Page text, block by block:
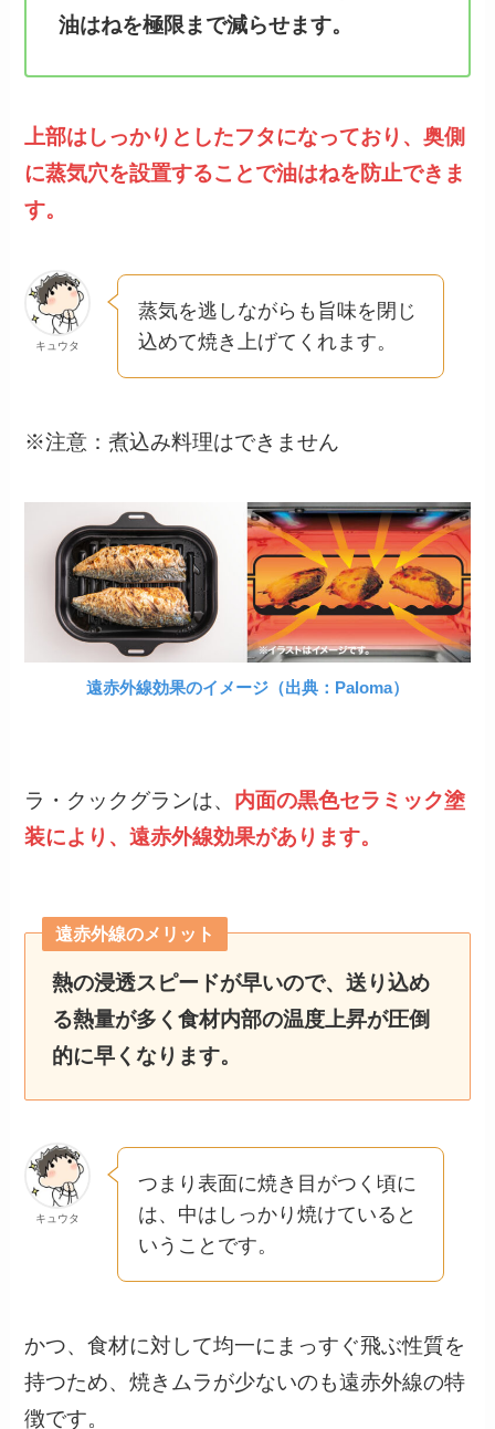
油はねを極限まで減らせます。
上部はしっかりとしたフタになっており、奥側
に蒸気穴を設置することで油はねを防止できま
す。
キュウタ
蒸気を逃しながらも旨味を閉じ
込めて焼き上げてくれます。
※注意：煮込み料理はできません
遠赤外線効果のイメージ（出典：Paloma）
ラ・クックグランは、 内面の黒色セラミック塗
装により、遠赤外線効果があります。
遠赤外線のメリット
熱の浸透スピードが早いので、送り込め
る熱量が多く食材内部の温度上昇が圧倒
的に早くなります。
キュウタ
つまり表面に焼き目がつく頃に
は、中はしっかり焼けていると
いうことです。
かつ、食材に対して均一にまっすぐ飛ぶ性質を
持つため、焼きムラが少ないのも遠赤外線の特
徴です。